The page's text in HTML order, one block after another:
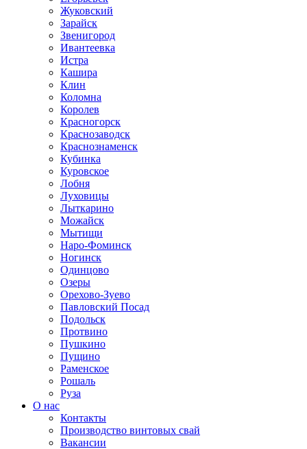
Жуковский
Зарайск
Звенигород
Ивантеевка
Истра
Кашира
Клин
Коломна
Королев
Красногорск
Краснозаводск
Краснознаменск
Кубинка
Куровское
Лобня
Луховицы
Лыткарино
Можайск
Мытищи
Наро-Фоминск
Ногинск
Одинцово
Озеры
Орехово-Зуево
Павловский Посад
Подольск
Протвино
Пушкино
Пущино
Раменское
Рошаль
Руза
О нас
Контакты
Производство винтовых свай
Вакансии